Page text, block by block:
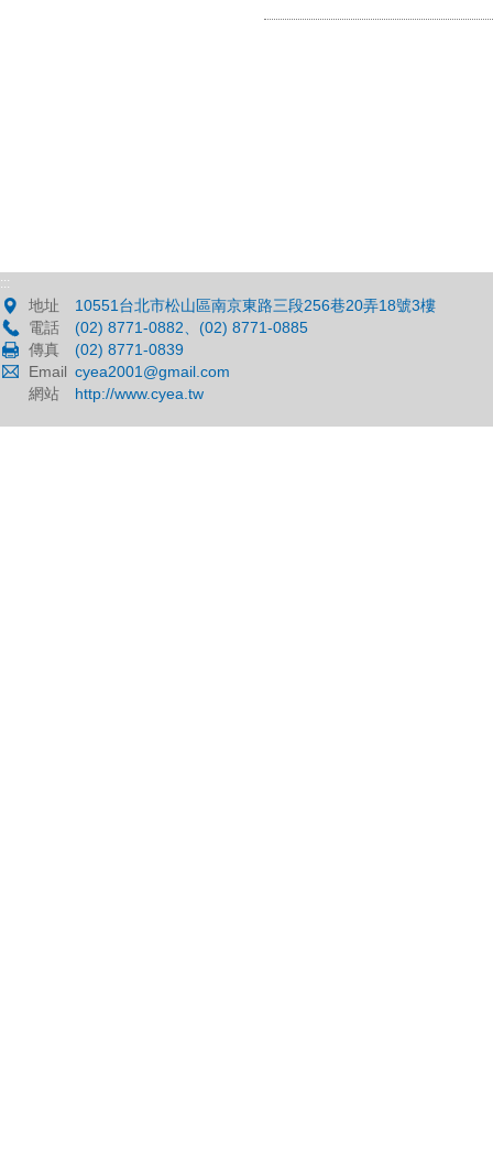
:::
地址
10551台北市松山區南京東路三段256巷20弄18號3樓
電話
(02) 8771-0882、(02) 8771-0885
傳真
(02) 8771-0839
Email cyea2001@gmail.com
網站
http://www.cyea.tw